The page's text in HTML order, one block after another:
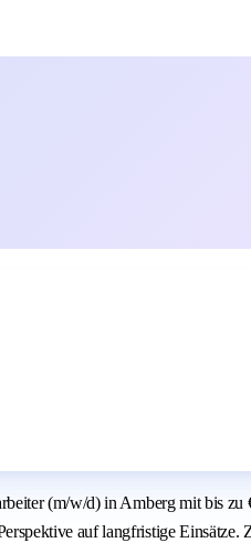
(m/w/d) in Amberg mit bis
auf langfristige